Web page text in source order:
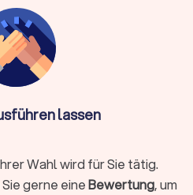
Chat oder Video-Call
Achten Sie auf
und die
wie DATEV
Qualifikation ist essentiell –
sein.
lassen
Wahl wird für Sie tätig.
gerne eineBewertung, um